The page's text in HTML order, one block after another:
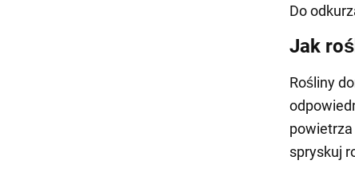
Do
Jak
Rośliny
powietrza
spryskuj